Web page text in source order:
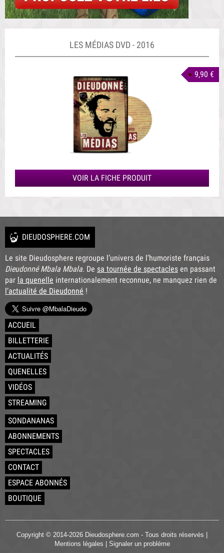
LES MÉDIAS DVD - 2016
9,90 €
VOIR LA FICHE PRODUIT
DIEUDOSPHERE.COM
Le site Dieudosphere regroupe l’univers de l’humoriste français
Dieudonné Mbala Mbala. De sa tournée de spectacles en passant
par la quenelle internationalement reconnue, ne manquez rien de
l’actualité de Dieudonné !
ACCUEIL
BILLETTERIE
ACTUALITÉS
QUENELLES
VIDÉOS
STREAMING
SONDANANAS
ABONNEMENTS
SPECTACLES
CONTACT
ESPACE ABONNÉS
BOUTIQUE
Copyright © 2014-2026 Dieudosphere.com - Tous droits réservés |
Mentions légales
Signaler un probléme